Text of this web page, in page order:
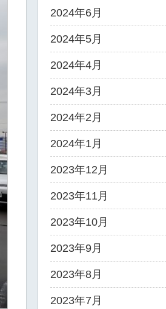
2024年6月
2024年5月
2024年4月
2024年3月
2024年2月
2024年1月
2023年12月
2023年11月
2023年10月
2023年9月
2023年8月
2023年7月